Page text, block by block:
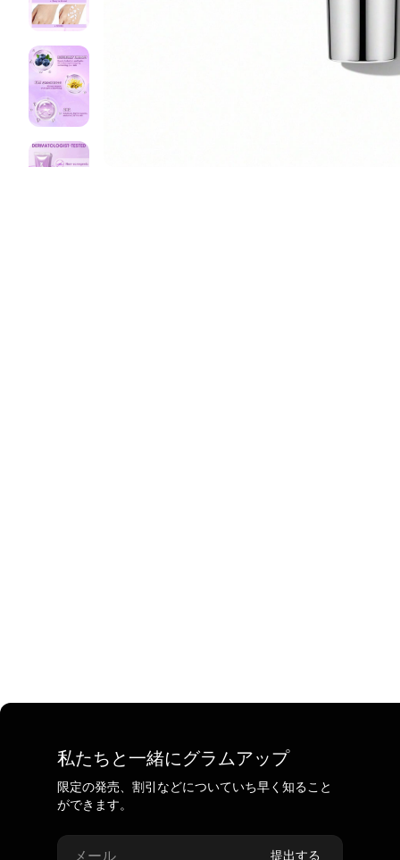
私たちと一緒にグラムアップ
限定の発売、割引などについていち早く知ること
ができます。
メール 提出する